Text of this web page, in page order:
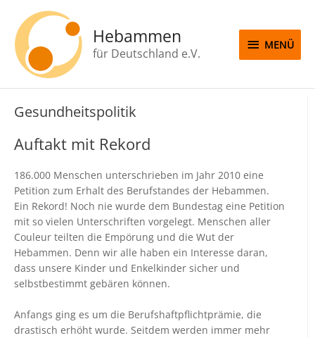
Inhalt
springen
Hebammen
für Deutschland e.V.
MENÜ
Gesundheitspolitik
Auftakt mit Rekord
186.000 Menschen unterschrieben im Jahr 2010 eine
Petition zum Erhalt des Berufstandes der Hebammen.
Ein Rekord! Noch nie wurde dem Bundestag eine Petition
mit so vielen Unterschriften vorgelegt. Menschen aller
Couleur teilten die Empörung und die Wut der
Hebammen. Denn wir alle haben ein Interesse daran,
dass unsere Kinder und Enkelkinder sicher und
selbstbestimmt gebären können.
Anfangs ging es um die Berufshaftpflichtprämie, die
drastisch erhöht wurde. Seitdem werden immer mehr